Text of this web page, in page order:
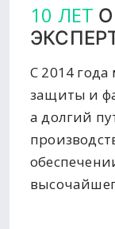
10 ЛЕТ
С 2014
защиты и
а долгий